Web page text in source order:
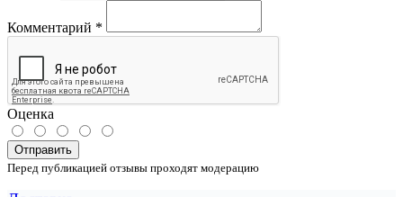
Комментарий *
Оценка
Отправить
Перед публикацией отзывы проходят модерацию